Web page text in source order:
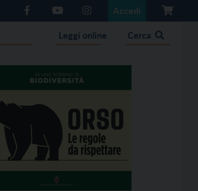
Accedi
Leggi online Cerca